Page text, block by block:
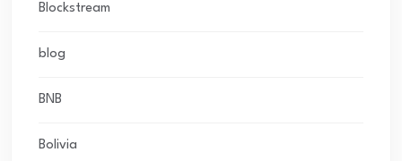
Blockstream
blog
BNB
Bolivia